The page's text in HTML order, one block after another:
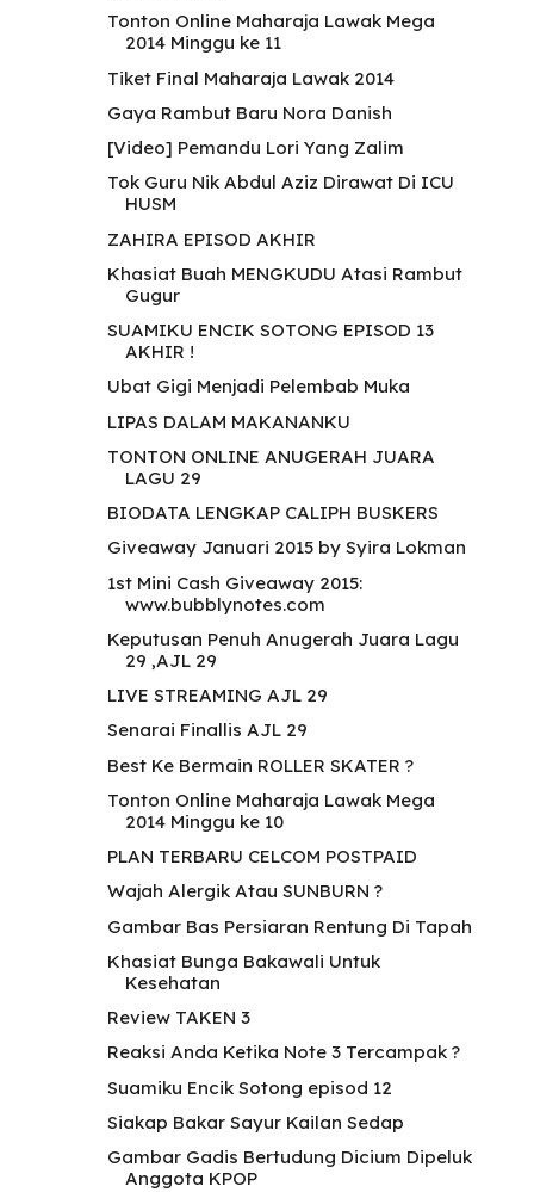
Tonton Online Maharaja Lawak Mega
2014 Minggu ke 11
Tiket Final Maharaja Lawak 2014
Gaya Rambut Baru Nora Danish
[Video] Pemandu Lori Yang Zalim
Tok Guru Nik Abdul Aziz Dirawat Di ICU
HUSM
ZAHIRA EPISOD AKHIR
Khasiat Buah MENGKUDU Atasi Rambut
Gugur
SUAMIKU ENCIK SOTONG EPISOD 13
AKHIR !
Ubat Gigi Menjadi Pelembab Muka
LIPAS DALAM MAKANANKU
TONTON ONLINE ANUGERAH JUARA
LAGU 29
BIODATA LENGKAP CALIPH BUSKERS
Giveaway Januari 2015 by Syira Lokman
1st Mini Cash Giveaway 2015:
www.bubblynotes.com
Keputusan Penuh Anugerah Juara Lagu
29 ,AJL 29
LIVE STREAMING AJL 29
Senarai Finallis AJL 29
Best Ke Bermain ROLLER SKATER ?
Tonton Online Maharaja Lawak Mega
2014 Minggu ke 10
PLAN TERBARU CELCOM POSTPAID
Wajah Alergik Atau SUNBURN ?
Gambar Bas Persiaran Rentung Di Tapah
Khasiat Bunga Bakawali Untuk
Kesehatan
Review TAKEN 3
Reaksi Anda Ketika Note 3 Tercampak ?
Suamiku Encik Sotong episod 12
Siakap Bakar Sayur Kailan Sedap
Gambar Gadis Bertudung Dicium Dipeluk
Anggota KPOP